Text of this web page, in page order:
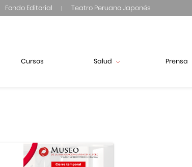
Fondo Editorial Teatro Peruano Japonés
Cursos Salud Prensa